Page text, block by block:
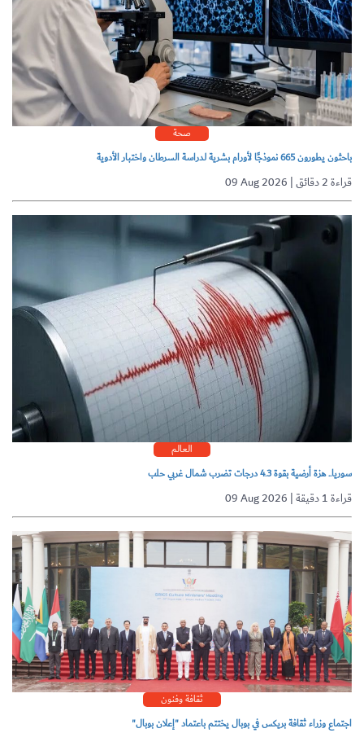
صحة
باحثون يطورون 665 نموذجًا لأورام بشرية لدراسة السرطان واختبار الأدوية
09 Aug 2026 | قراءة 2 دقائق
العالم
سوريا.. هزة أرضية بقوة 4.3 درجات تضرب شمال غربي حلب
09 Aug 2026 | قراءة 1 دقيقة
ثقافة وفنون
اجتماع وزراء ثقافة بريكس في بوبال يختتم باعتماد "إعلان بوبال"